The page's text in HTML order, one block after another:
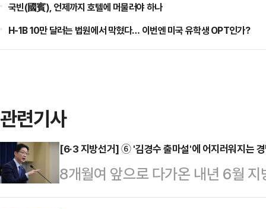
국빈(國賓), 언제까지 호텔에 머물러야 하나
H-1B 10만 달러는 법원에서 막혔다… 이번엔 미국 유학생 OPT인가?
관련기사
[6·3 지방선거] ⑥ '김경수 출마설'에 어지러워지는
8개월여 앞으로 다가온 내년 6월
어려운 지역으로 꼽힌다. 대구·경